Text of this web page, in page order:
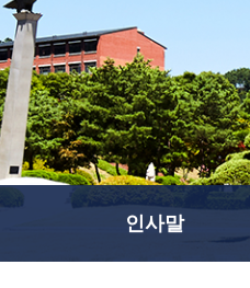
인사말